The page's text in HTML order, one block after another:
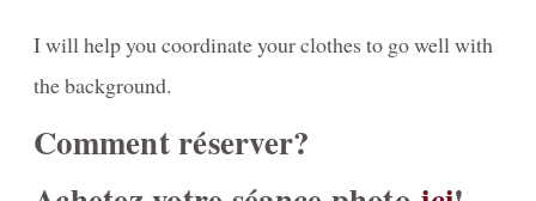
I will help you coordinate your clothes to go well with
the background.
Comment réserver?